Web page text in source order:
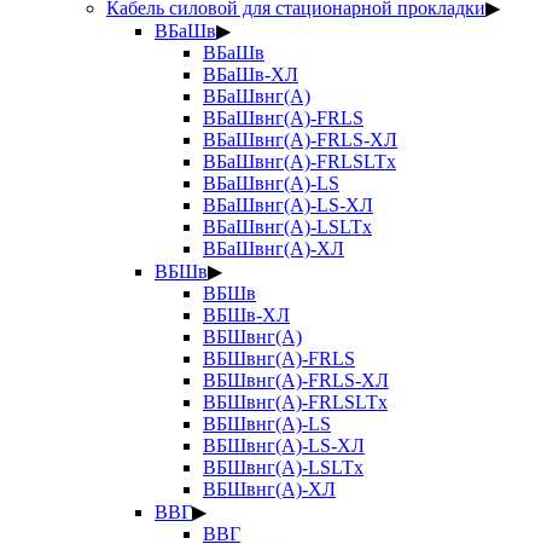
Кабель силовой для стационарной прокладки▶
ВБаШв▶
ВБаШв
ВБаШв-ХЛ
ВБаШвнг(А)
ВБаШвнг(А)-FRLS
ВБаШвнг(А)-FRLS-ХЛ
ВБаШвнг(А)-FRLSLTx
ВБаШвнг(А)-LS
ВБаШвнг(А)-LS-ХЛ
ВБаШвнг(А)-LSLTx
ВБаШвнг(А)-ХЛ
ВБШв▶
ВБШв
ВБШв-ХЛ
ВБШвнг(А)
ВБШвнг(А)-FRLS
ВБШвнг(А)-FRLS-ХЛ
ВБШвнг(А)-FRLSLTx
ВБШвнг(А)-LS
ВБШвнг(А)-LS-ХЛ
ВБШвнг(А)-LSLTx
ВБШвнг(А)-ХЛ
ВВГ▶
ВВГ